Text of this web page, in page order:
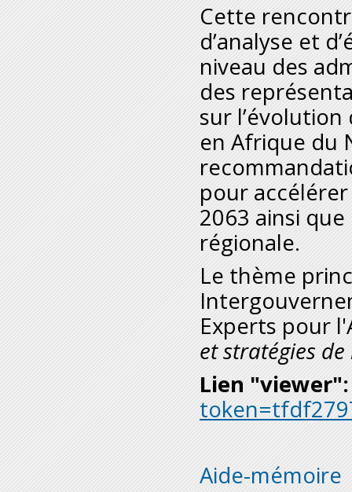
Cette
d’analyse et
niveau des
des
sur
en Afrique du
pour
2063 ainsi
régionale.
Le thème
Experts pour
et stratégies
Lien "viewer":
Aide-mémoire